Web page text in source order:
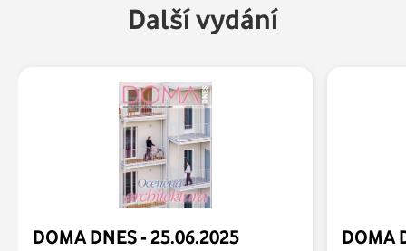
Další vydání
DOMA DNES - 25.06.2025 DOMA